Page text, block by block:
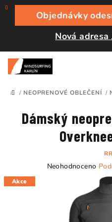
Přejít
obsah
Objednávky
Nová
DOMŮ
/ NEOPRENOVÉ OBLEČENÍ /
Dámský
Průměrné
Neohodnoceno
Akce